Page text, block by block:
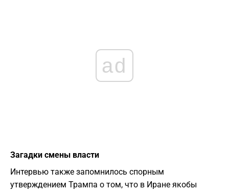
ad
Загадки смены власти
Интервью также запомнилось спорным
утверждением Трампа о том, что в Иране якобы